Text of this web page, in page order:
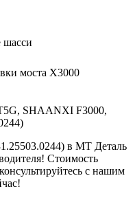
шасси
моста X3000
SHAANXI F3000,
в МТ Деталь
Стоимость
с нашим